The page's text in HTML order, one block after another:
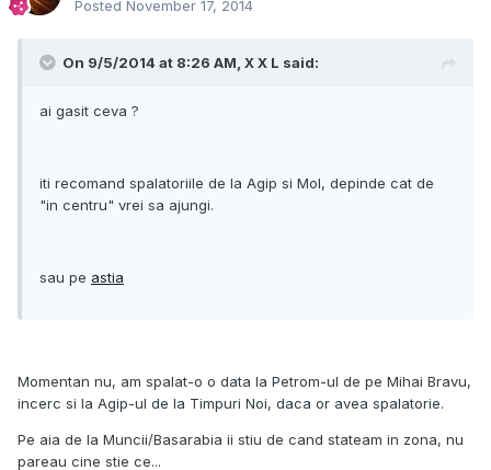
Posted November 17, 2014
On 9/5/2014 at 8:26 AM, X X L said:
ai gasit ceva ?
iti recomand spalatoriile de la Agip si Mol, depinde cat de
"in centru" vrei sa ajungi.
sau pe astia
Momentan nu, am spalat-o o data la Petrom-ul de pe Mihai Bravu,
incerc si la Agip-ul de la Timpuri Noi, daca or avea spalatorie.
Pe aia de la Muncii/Basarabia ii stiu de cand stateam in zona, nu
pareau cine stie ce...